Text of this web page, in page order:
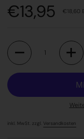
Preis:
€13,95 €18,60
Anzahl
inkl. MwSt. zzgl. Versandkosten